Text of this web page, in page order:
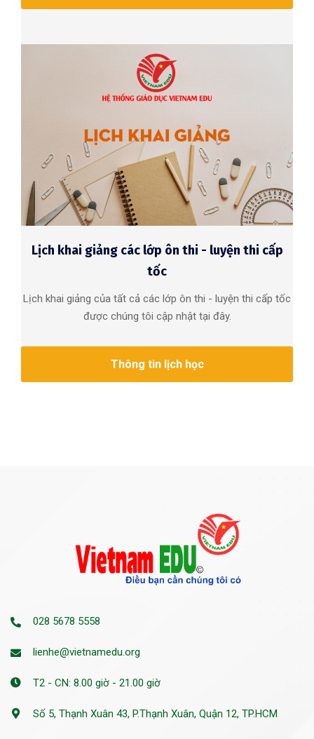
Lịch khai giảng các lớp ôn thi - luyện thi cấp
tốc
Lịch khai giảng của tất cả các lớp ôn thi - luyện thi cấp tốc
được chúng tôi cập nhật tại đây.
Thông tin lịch học
028 5678 5558
lienhe@vietnamedu.org
T2 - CN: 8.00 giờ - 21.00 giờ
Số 5, Thạnh Xuân 43, P.Thạnh Xuân, Quận 12, TP.HCM